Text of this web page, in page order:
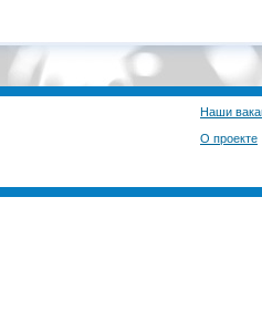
Наши
О проекте